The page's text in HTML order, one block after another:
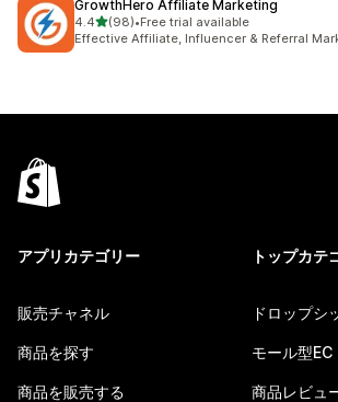
GrowthHero Affiliate Marketing
4.45つ星中
(98)
合計レビュー数：98件
•Free trial available
Effective Affiliate, Influencer & Referral
アプリカテゴリー
販売チャネル
商品を探す
商品を販売する
トップカテ
ドロップシ
モール型EC
商品レビュ